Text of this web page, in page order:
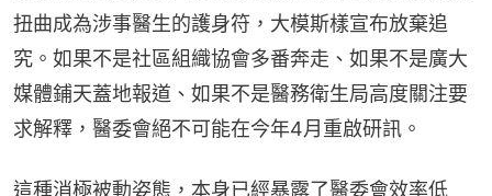
扭曲成為涉事醫生的護身符，大模斯樣宣布放棄追
究。如果不是社區組織協會多番奔走、如果不是廣大
媒體鋪天蓋地報道、如果不是醫務衛生局高度關注要
求解釋，醫委會絕不可能在今年4月重啟研訊。
這種消極被動姿態，本身已經暴露了醫委會效率低